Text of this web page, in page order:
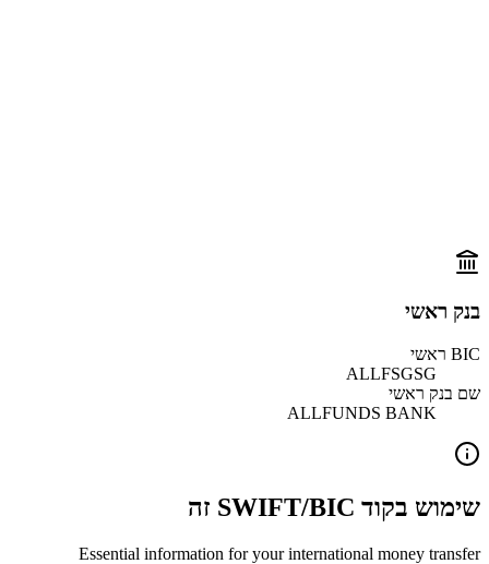
בנק ראשי
BIC ראשי
ALLFSGSG
שם בנק ראשי
ALLFUNDS BANK
שימוש בקוד SWIFT/BIC זה
Essential information for your international money transfer